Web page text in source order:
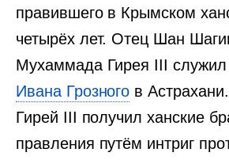
правившего в Крымском
четырёх лет. Отец Шан
Мухаммада Гирея III служил
Ивана Грозного в
Гирей III получил ханские
правления путём интриг